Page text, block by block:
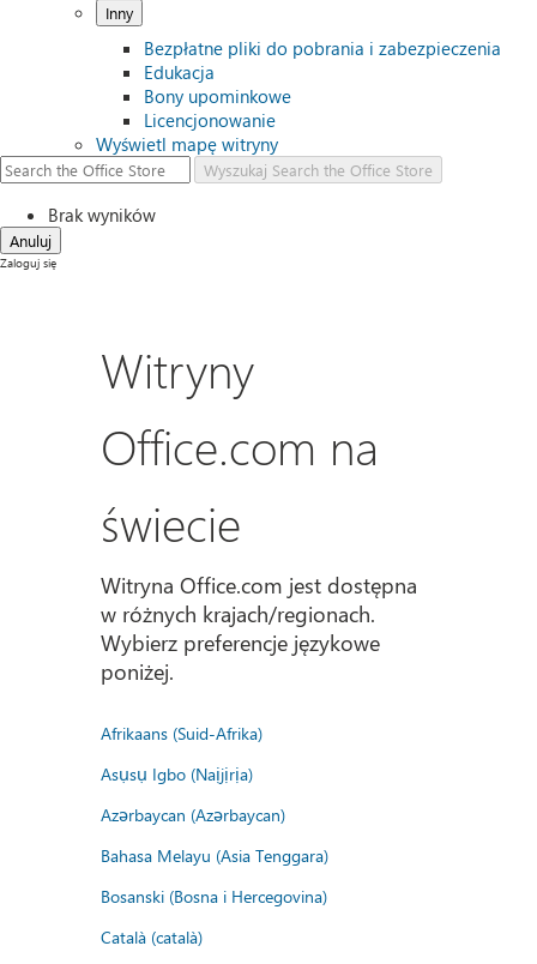
Inny
Bezpłatne pliki do pobrania i zabezpieczenia
Edukacja
Bony upominkowe
Licencjonowanie
Wyświetl mapę witryny
Wyszukaj Search the Office Store
Brak wyników
Anuluj
Zaloguj się
Witryny
Office.com na
świecie
Witryna Office.com jest dostępna
w różnych krajach/regionach.
Wybierz preferencje językowe
poniżej.
Afrikaans (Suid-Afrika)
Asụsụ Igbo (Naịjịrịa)
Azərbaycan (Azərbaycan)
Bahasa Melayu (Asia Tenggara)
Bosanski (Bosna i Hercegovina)
Català (català)